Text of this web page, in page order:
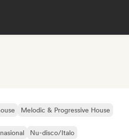
Melodic & Progressive House
Nu-disco/Italo